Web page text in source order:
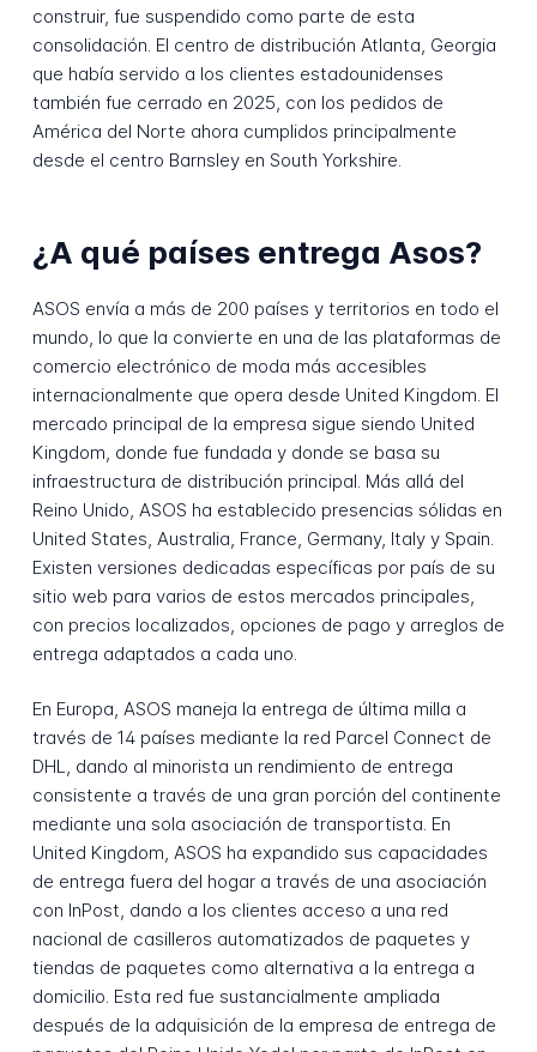
construir, fue suspendido como parte de esta
consolidación. El centro de distribución Atlanta, Georgia
que había servido a los clientes estadounidenses
también fue cerrado en 2025, con los pedidos de
América del Norte ahora cumplidos principalmente
desde el centro Barnsley en South Yorkshire.
¿A qué países entrega Asos?
ASOS envía a más de 200 países y territorios en todo el
mundo, lo que la convierte en una de las plataformas de
comercio electrónico de moda más accesibles
internacionalmente que opera desde United Kingdom. El
mercado principal de la empresa sigue siendo United
Kingdom, donde fue fundada y donde se basa su
infraestructura de distribución principal. Más allá del
Reino Unido, ASOS ha establecido presencias sólidas en
United States, Australia, France, Germany, Italy y Spain.
Existen versiones dedicadas específicas por país de su
sitio web para varios de estos mercados principales,
con precios localizados, opciones de pago y arreglos de
entrega adaptados a cada uno.
En Europa, ASOS maneja la entrega de última milla a
través de 14 países mediante la red Parcel Connect de
DHL, dando al minorista un rendimiento de entrega
consistente a través de una gran porción del continente
mediante una sola asociación de transportista. En
United Kingdom, ASOS ha expandido sus capacidades
de entrega fuera del hogar a través de una asociación
con InPost, dando a los clientes acceso a una red
nacional de casilleros automatizados de paquetes y
tiendas de paquetes como alternativa a la entrega a
domicilio. Esta red fue sustancialmente ampliada
después de la adquisición de la empresa de entrega de